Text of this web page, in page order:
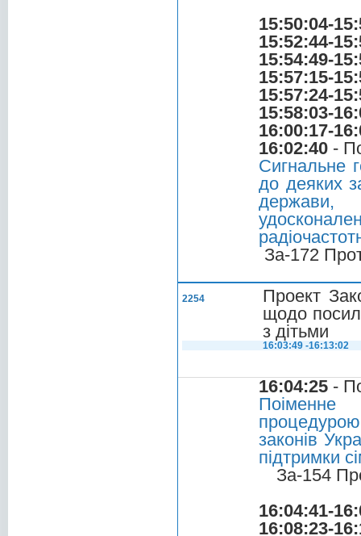
15:50:04-
15:52:44-
15:54:49-
15:57:15-
15:57:24-
15:58:03-
16:00:17-
16:02:40 -
Сигнальне
до деяких
держави,
За-172
2254
Проект
щодо
з дітьми
16:03:49 -16:13:02
16:04:25 -
Поіменне
законів
підтримки
За-154
16:04:41-
16:08:23-